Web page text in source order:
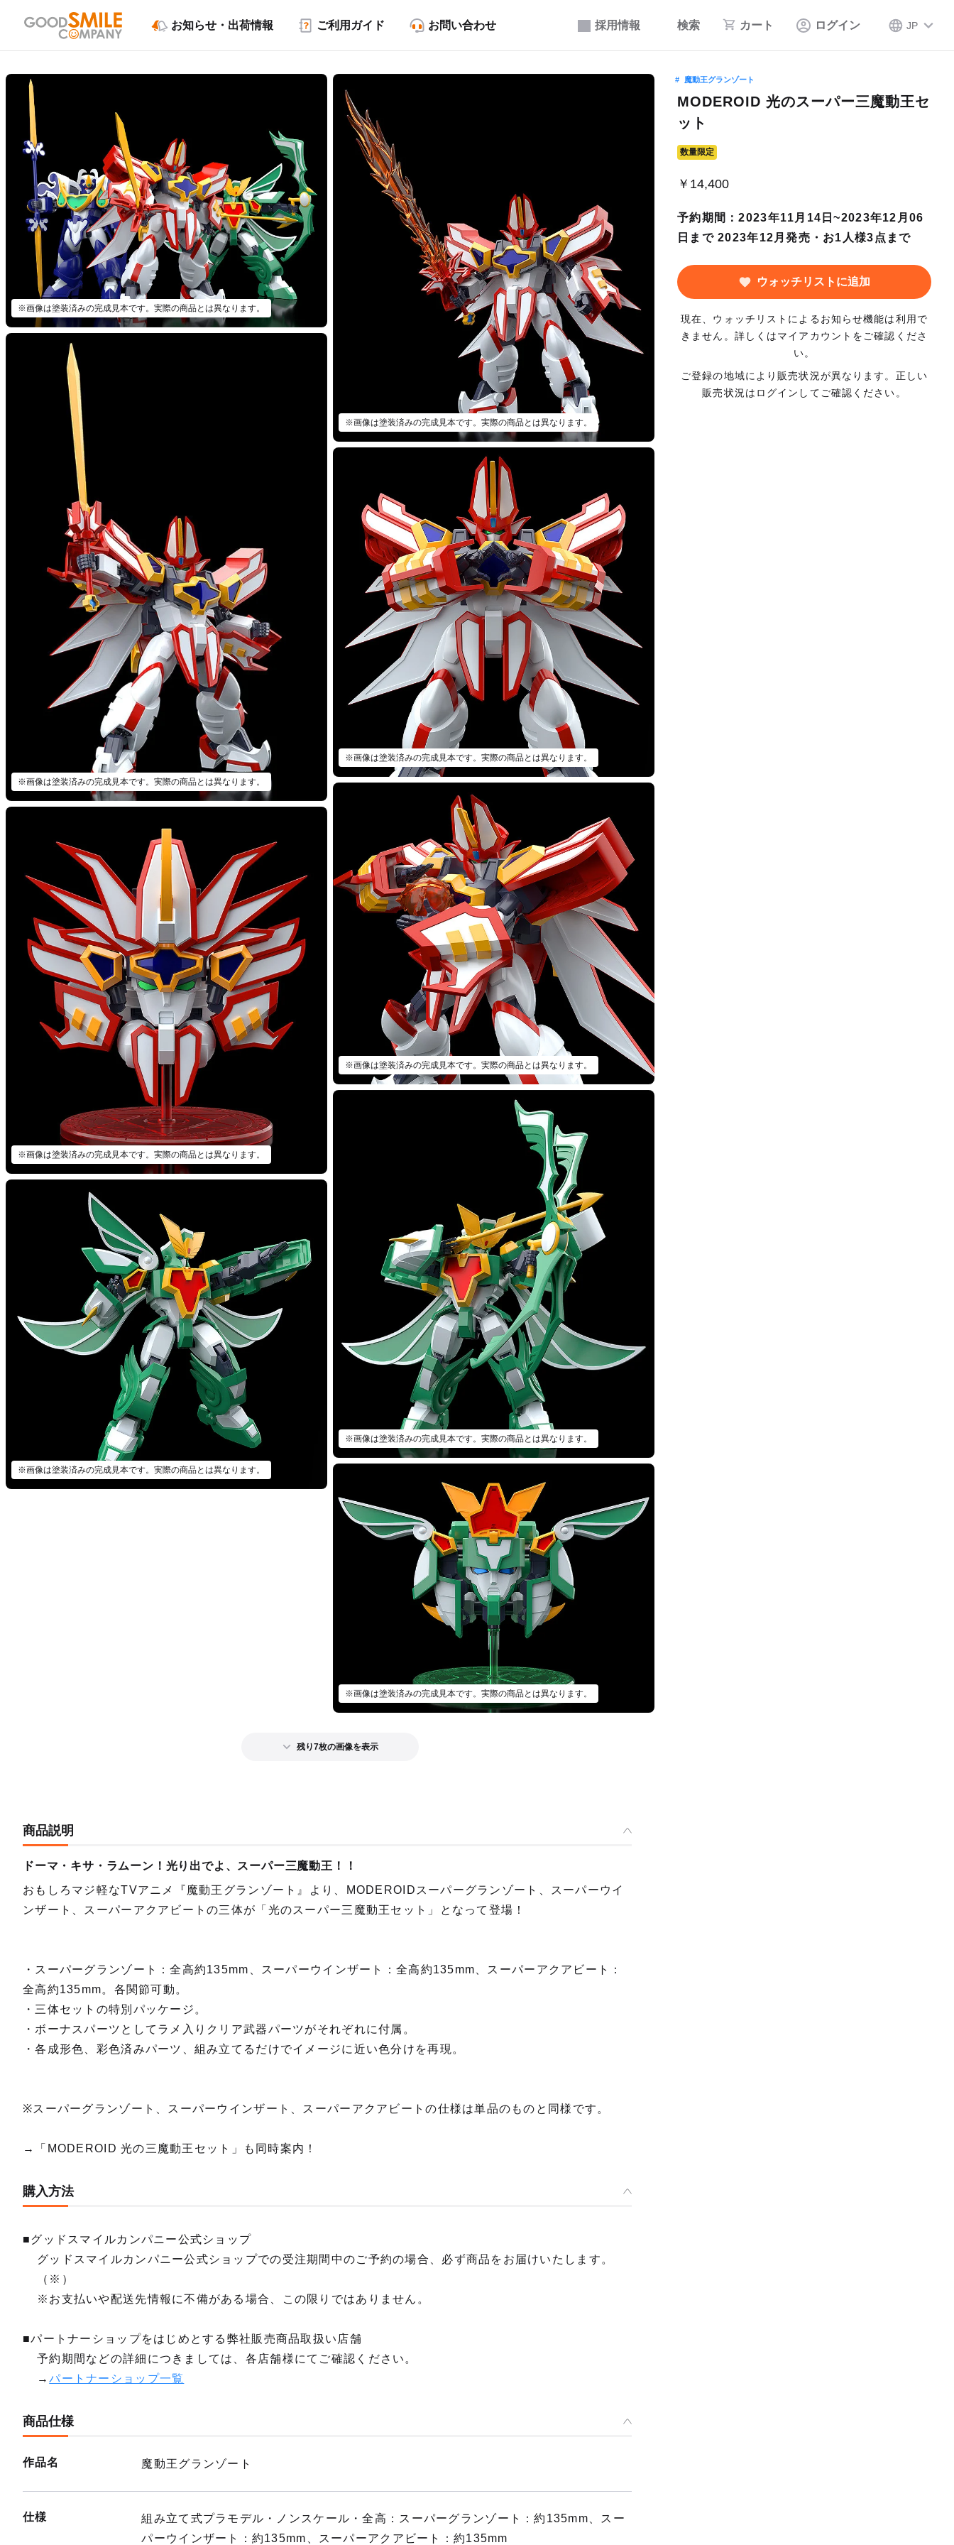
採用情報 検索 カート ログイン JP
お知らせ・出荷情報 ご利用ガイド お問い合わせ
※画像は塗装済みの完成見本です。実際の商品とは異なります。
※画像は塗装済みの完成見本です。実際の商品とは異なります。
※画像は塗装済みの完成見本です。実際の商品とは異なります。
※画像は塗装済みの完成見本です。実際の商品とは異なります。
※画像は塗装済みの完成見本です。実際の商品とは異なります。
※画像は塗装済みの完成見本です。実際の商品とは異なります。
※画像は塗装済みの完成見本です。実際の商品とは異なります。
※画像は塗装済みの完成見本です。実際の商品とは異なります。
※画像は塗装済みの完成見本です。実際の商品とは異なります。
残り7枚の画像を表示
魔動王グランゾート
MODEROID 光のスーパー三魔動王セ
ット
数量限定
￥14,400
予約期間：2023年11月14日~2023年12月06
日まで 2023年12月発売・お1人様3点まで
ウォッチリストに追加
現在、ウォッチリストによるお知らせ機能は利用で
きません。詳しくはマイアカウントをご確認くださ
い。
ご登録の地域により販売状況が異なります。正しい
販売状況はログインしてご確認ください。
商品説明
ドーマ・キサ・ラムーン！光り出でよ、スーパー三魔動王！！
おもしろマジ軽なTVアニメ『魔動王グランゾート』より、MODEROIDスーパーグランゾート、スーパーウイ
ンザート、スーパーアクアビートの三体が「光のスーパー三魔動王セット」となって登場！
・スーパーグランゾート：全高約135mm、スーパーウインザート：全高約135mm、スーパーアクアビート：
全高約135mm。各関節可動。
・三体セットの特別パッケージ。
・ボーナスパーツとしてラメ入りクリア武器パーツがそれぞれに付属。
・各成形色、彩色済みパーツ、組み立てるだけでイメージに近い色分けを再現。
※スーパーグランゾート、スーパーウインザート、スーパーアクアビートの仕様は単品のものと同様です。
→「MODEROID 光の三魔動王セット」も同時案内！
購入方法
■グッドスマイルカンパニー公式ショップ
グッドスマイルカンパニー公式ショップでの受注期間中のご予約の場合、必ず商品をお届けいたします。
（※）
※お支払いや配送先情報に不備がある場合、この限りではありません。
■パートナーショップをはじめとする弊社販売商品取扱い店舗
予約期間などの詳細につきましては、各店舗様にてご確認ください。
→パートナーショップ一覧
商品仕様
作品名 魔動王グランゾート
仕様
組み立て式プラモデル・ノンスケール・全高：スーパーグランゾート：約135mm、スー
パーウインザート：約135mm、スーパーアクアビート：約135mm